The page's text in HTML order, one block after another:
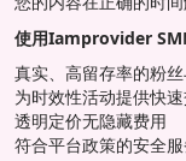
使用Iamprovider
真实、高留存率的粉
为时效性活动提供快
透明定价无隐藏费用
符合平台政策的安全